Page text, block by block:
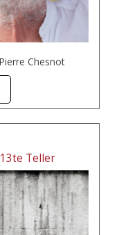
Chesnot
Teller